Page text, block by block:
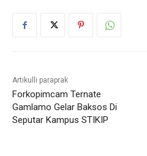
Artikulli paraprak
Forkopimcam Ternate
Gamlamo Gelar Baksos Di
Seputar Kampus STIKIP